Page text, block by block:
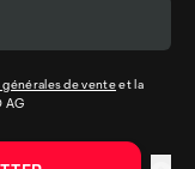
de venteet la
AG